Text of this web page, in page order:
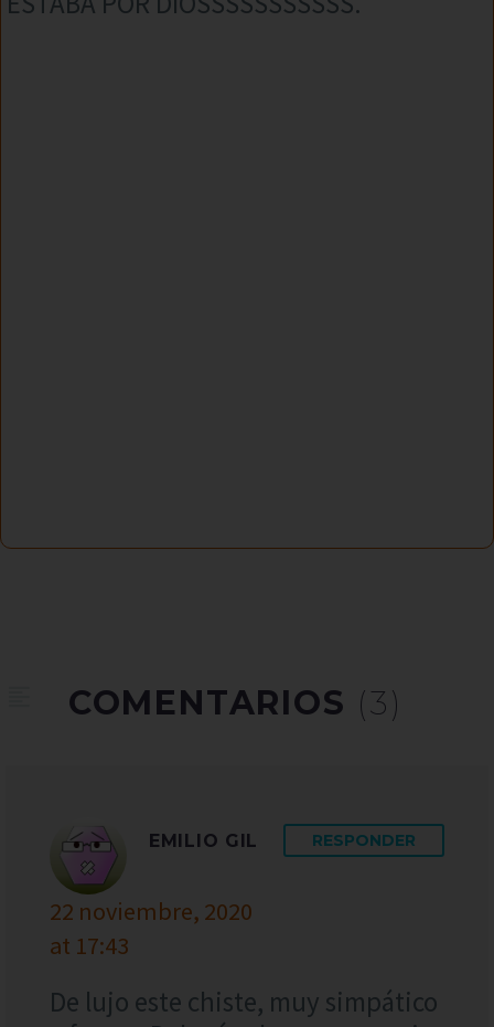
COMENTARIOS (3)
EMILIO GIL
22 noviembre, 2020
at 17:43
RESPONDER
De lujo este chiste, muy simpático